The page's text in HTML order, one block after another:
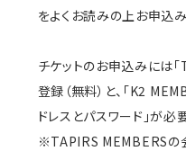
をよくお読みの上お申込み
チケットのお申込みには
登録（無料）と、「K2
ドレスとパスワード」が必
※TAPIRS MEMBERSの